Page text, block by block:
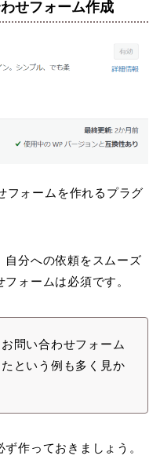
せフォーム作成
フォームを作れるプラグ
自分への依頼をスムーズ
ォームは必須です。
問い合わせフォーム
という例も多く見か
作っておきましょう。